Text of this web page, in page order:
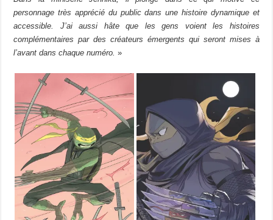
personnage très apprécié du public dans une histoire dynamique et
accessible. J’ai aussi hâte que les gens voient les histoires
complémentaires par des créateurs émergents qui seront mises à
l’avant dans chaque numéro. »